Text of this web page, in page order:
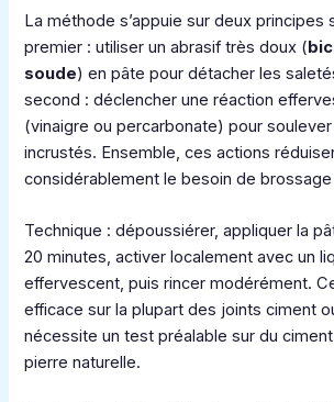
La méthode s’appuie sur deux principes
premier : utiliser un abrasif très doux (
soude) en pâte pour détacher les
second : déclencher une réaction
(vinaigre ou percarbonate) pour
incrustés. Ensemble, ces actions
considérablement le besoin de
Technique : dépoussiérer, appliquer la
20 minutes, activer localement avec un
effervescent, puis rincer modérément.
efficace sur la plupart des joints ciment
nécessite un test préalable sur du
pierre naturelle.